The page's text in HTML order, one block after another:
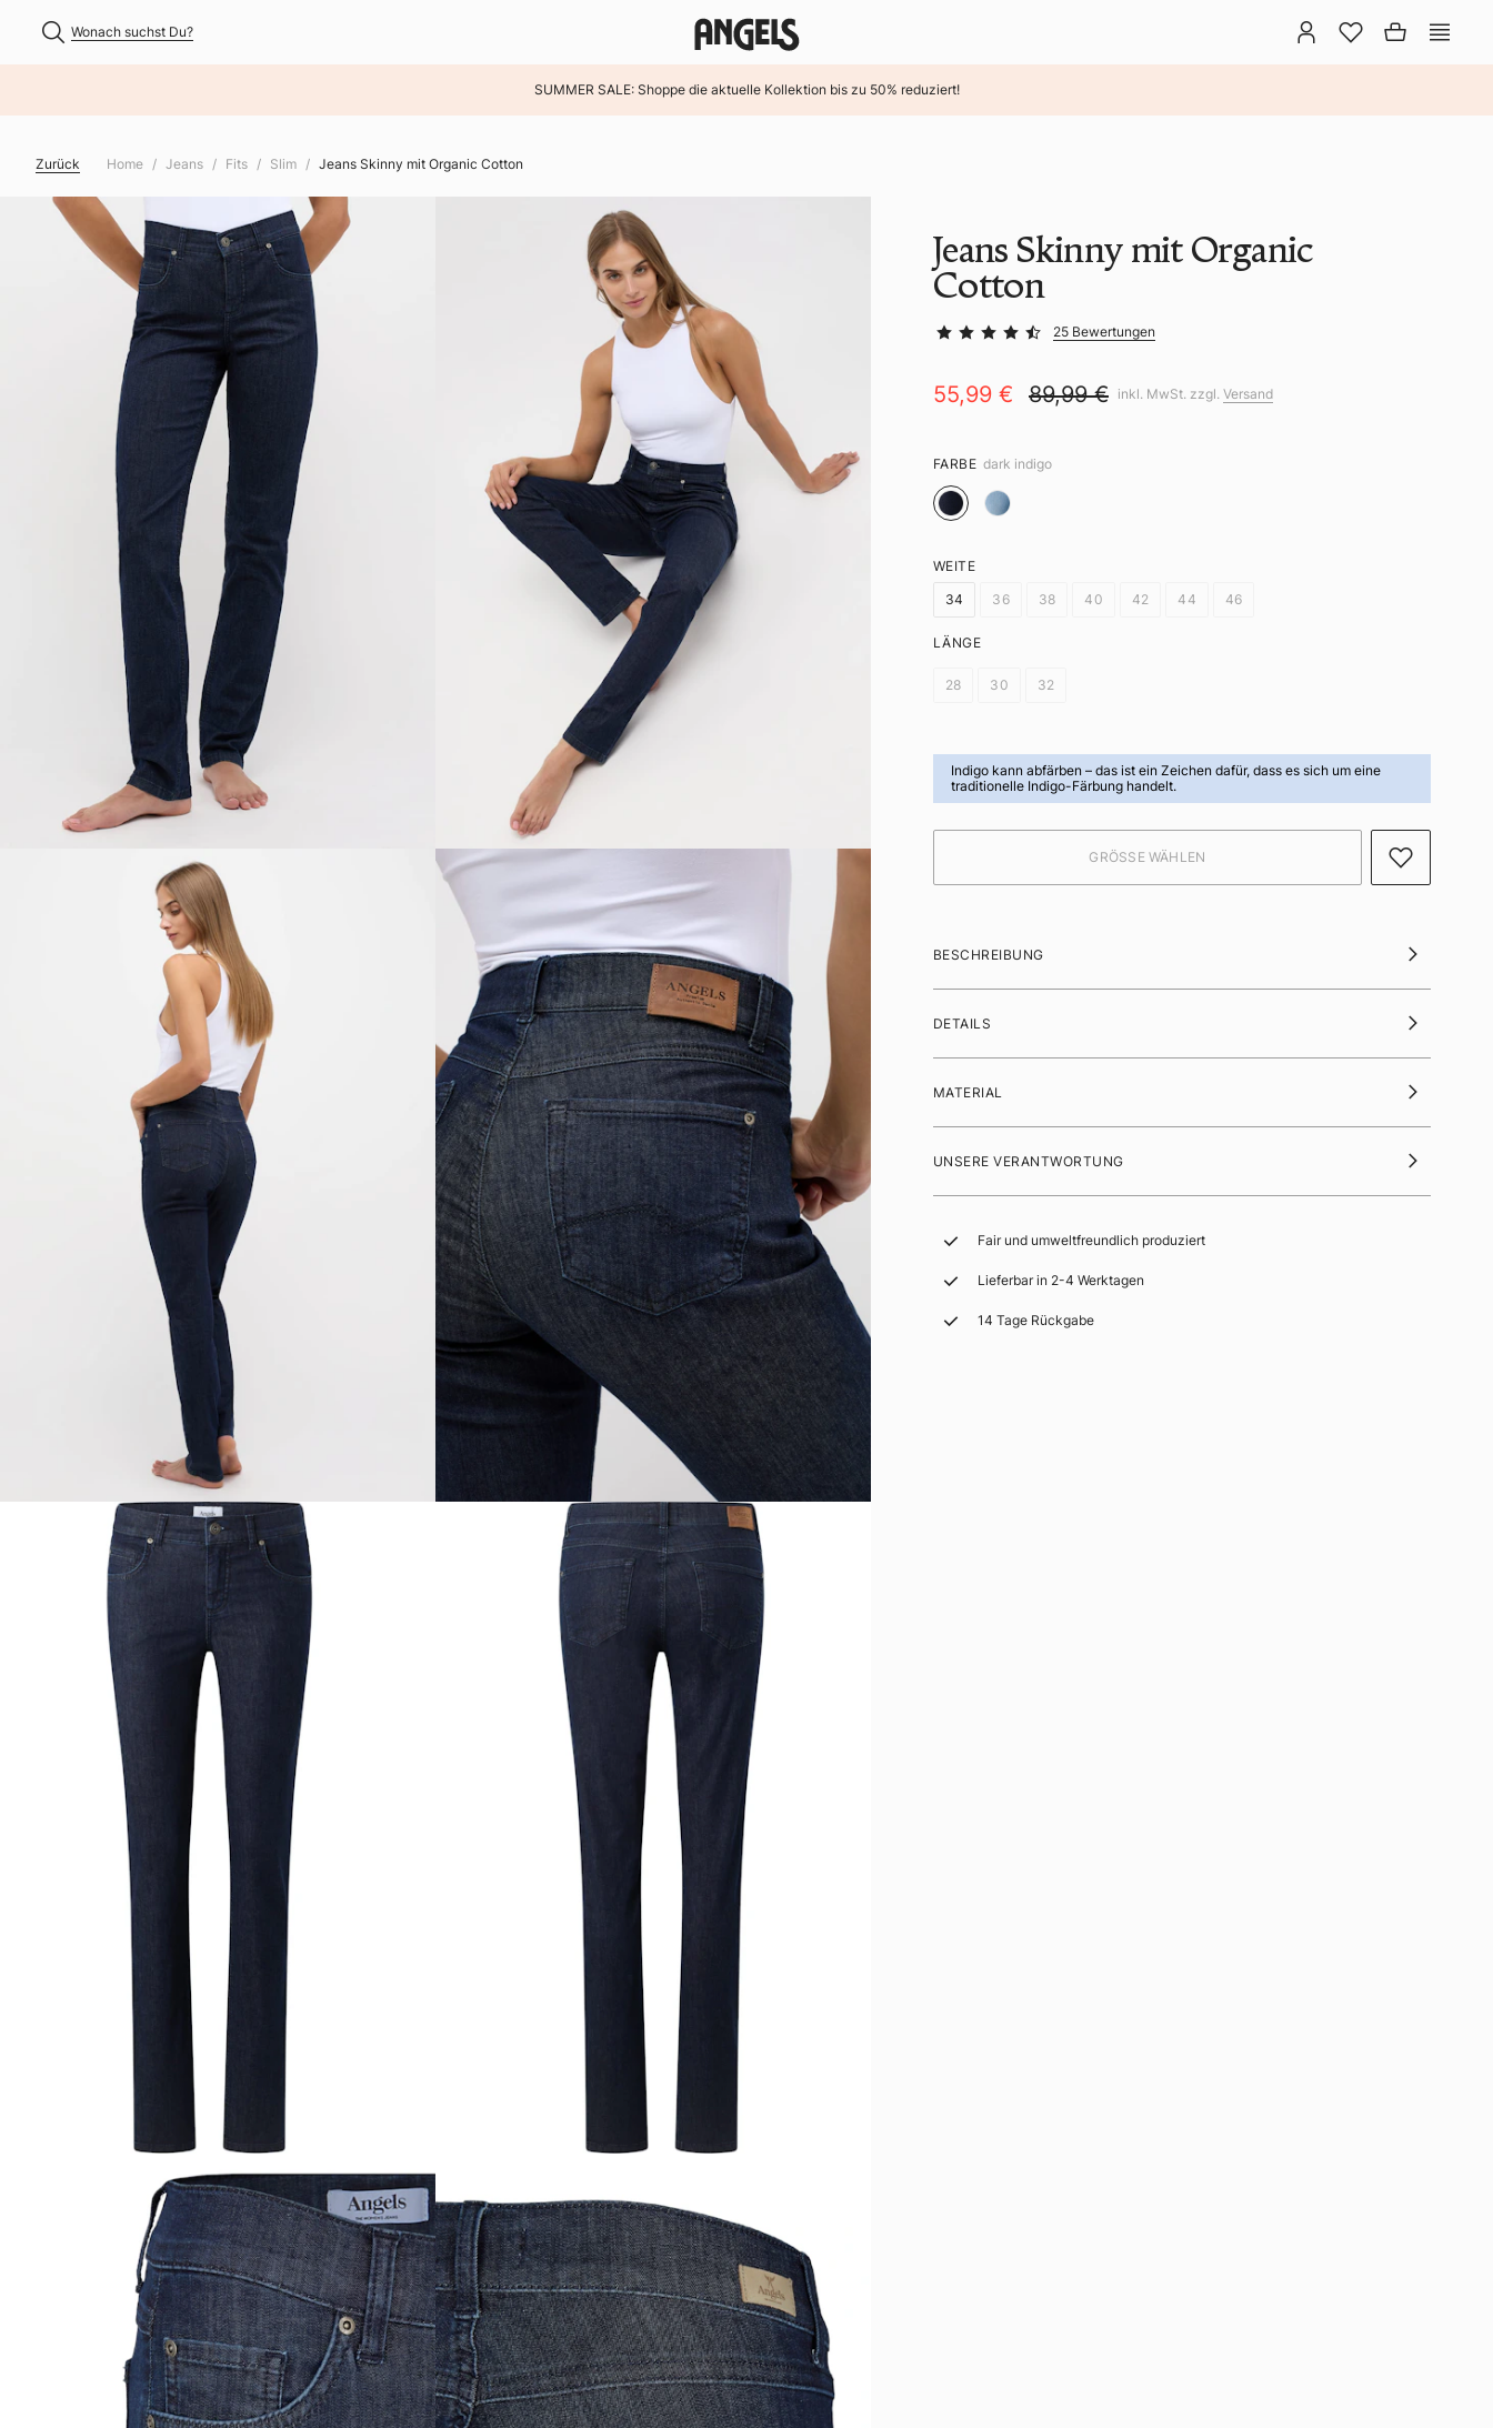
Wonach suchst Du?
SUMMER SALE: Shoppe die aktuelle Kollektion bis zu 50% reduziert!
Zurück Home Jeans Fits Slim Jeans Skinny mit Organic Cotton
Jeans Skinny mit Organic
Cotton
25 Bewertungen
55,99 € 89,99 € inkl. MwSt. zzgl. Versand
FARBE dark indigo
WEITE
34
36 38 40 42 44 46
LÄNGE
28 30 32
Indigo kann abfärben – das ist ein Zeichen dafür, dass es sich um eine
traditionelle Indigo-Färbung handelt.
BESCHREIBUNG
DETAILS
MATERIAL
UNSERE VERANTWORTUNG
Fair und umweltfreundlich produziert
Lieferbar in 2-4 Werktagen
14 Tage Rückgabe